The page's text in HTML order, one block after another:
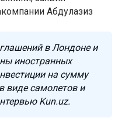
Абдулазиз
в Лондоне и
иностранных
на сумму
виде самолетов и
Kun.uz.